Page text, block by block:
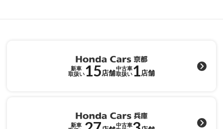
新車
取扱い15店舗
中古車
取扱い1店舗
新車
中古車